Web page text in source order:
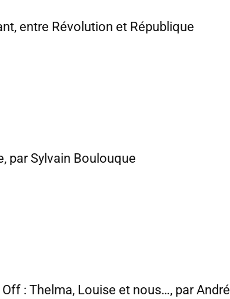
entre Révolution et République
par Sylvain Boulouque
: Thelma, Louise et nous…, par André